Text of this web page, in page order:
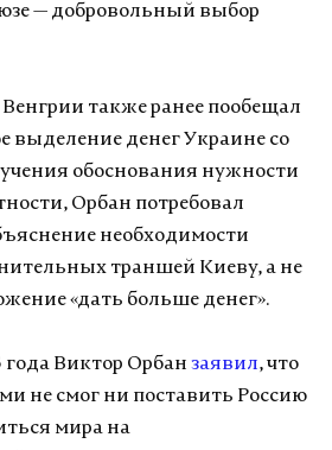
— добровольный выбор
также ранее пообещал
выделение денег Украине со
обоснования нужности
Орбан потребовал
необходимости
траншей Киеву, а не
«дать больше денег».
Виктор Орбан заявил, что
не смог ни поставить Россию
мира на